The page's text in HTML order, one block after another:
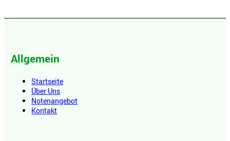
Allgemein
Startseite
Über Uns
Notenangebot
Kontakt